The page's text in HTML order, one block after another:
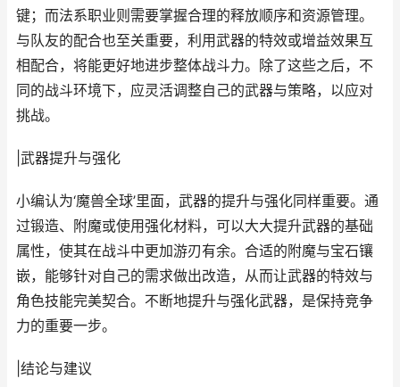
键；而法系职业则需要掌握合理的释放顺序和资源管理。
与队友的配合也至关重要，利用武器的特效或增益效果互
相配合，将能更好地进步整体战斗力。除了这些之后，不
同的战斗环境下，应灵活调整自己的武器与策略，以应对
挑战。
|武器提升与强化
小编认为‘魔兽全球’里面，武器的提升与强化同样重要。通
过锻造、附魔或使用强化材料，可以大大提升武器的基础
属性，使其在战斗中更加游刃有余。合适的附魔与宝石镶
嵌，能够针对自己的需求做出改造，从而让武器的特效与
角色技能完美契合。不断地提升与强化武器，是保持竞争
力的重要一步。
|结论与建议